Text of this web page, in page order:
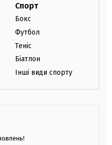
Спорт
Бокс
Футбол
Теніс
Біатлон
Інші види спорту